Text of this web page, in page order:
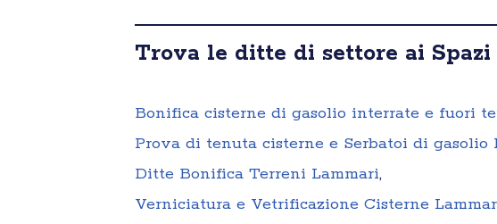
Trova le ditte di settore ai
Bonifica cisterne di gasolio interrate e fuori
Prova di tenuta cisterne e Serbatoi di gasolio
Ditte Bonifica Terreni Lammari,
Verniciatura e Vetrificazione Cisterne